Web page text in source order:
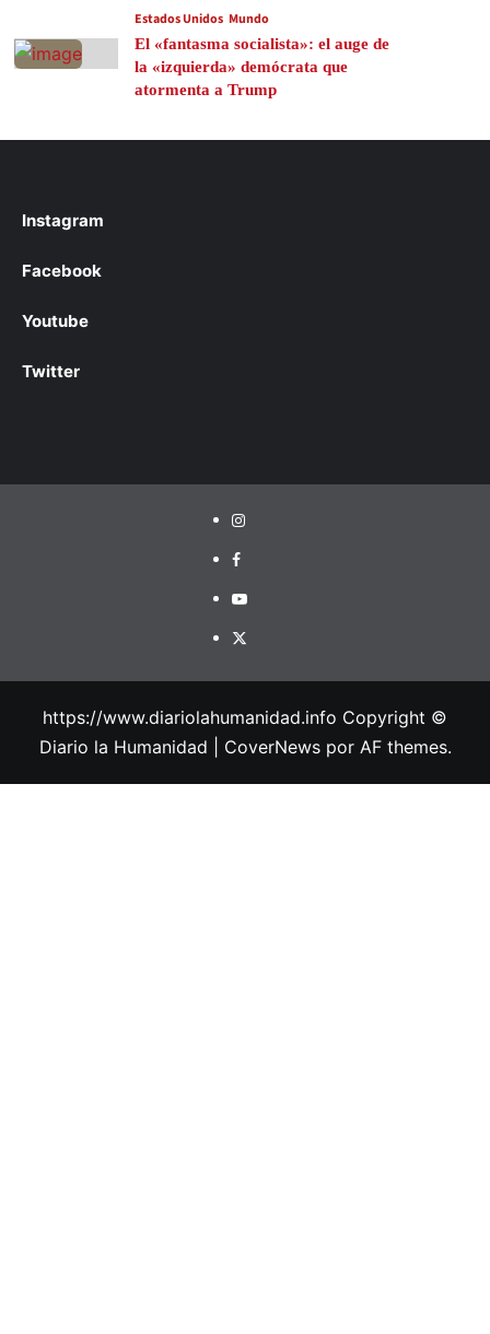
Estados Unidos Mundo
El «fantasma socialista»: el auge de
la «izquierda» demócrata que
atormenta a Trump
Instagram
Facebook
Youtube
Twitter
https://www.diariolahumanidad.info Copyright ©
Diario la Humanidad
CoverNewspor AF themes.